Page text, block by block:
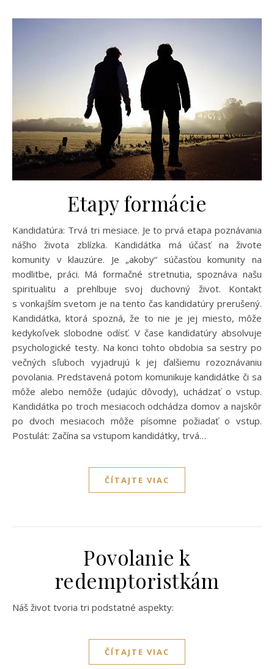
Etapy formácie
Kandidatúra: Trvá tri mesiace. Je to prvá etapa poznávania
nášho života zblízka. Kandidátka má účasť na živote
komunity v klauzúre. Je „akoby“ súčasťou komunity na
modlitbe, práci. Má formačné stretnutia, spoznáva našu
spiritualitu a prehlbuje svoj duchovný život. Kontakt
s vonkajším svetom je na tento čas kandidatúry prerušený.
Kandidátka, ktorá spozná, že to nie je jej miesto, môže
kedykoľvek slobodne odísť. V čase kandidatúry absolvuje
psychologické testy. Na konci tohto obdobia sa sestry po
večných sľuboch vyjadrujú k jej ďalšiemu rozoznávaniu
povolania. Predstavená potom komunikuje kandidátke či sa
môže alebo nemôže (udajúc dôvody), uchádzať o vstup.
Kandidátka po troch mesiacoch odchádza domov a najskôr
po dvoch mesiacoch môže písomne požiadať o vstup.
Postulát: Začína sa vstupom kandidátky, trvá…
ČÍTAJTE VIAC
Povolanie k
redemptoristkám
Náš život tvoria tri podstatné aspekty:
ČÍTAJTE VIAC